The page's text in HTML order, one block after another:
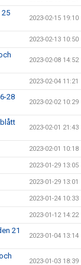
25
2023-02-15 19:10
2023-02-13 10:50
2023-02-08 14:52
2023-02-04 11:21
28
2023-02-02 10:29
2023-02-01 21:43
2023-02-01 10:18
2023-01-29 13:05
2023-01-29 13:01
2023-01-24 10:33
2023-01-12 14:22
21
2023-01-04 13:14
2023-01-03 18:39